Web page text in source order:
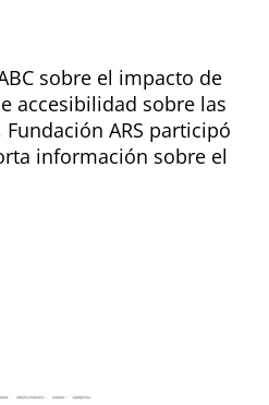
sobre el impacto de
accesibilidad sobre las
ARS participó
información sobre el